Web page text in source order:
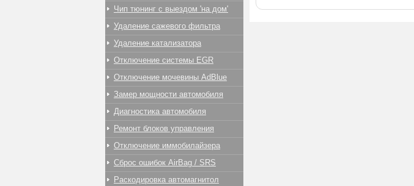
Чип тюнинг с выездом 'на дом'
Удаление сажевого фильтра
Удаление катализатора
Отключение системы EGR
Отключение мочевины AdBlue
Замер мощности автомобиля
Диагностика автомобиля
Ремонт блоков управления
Отключение иммобилайзера
Сброс ошибок AirBag / SRS
Раскодировка автомагнитол